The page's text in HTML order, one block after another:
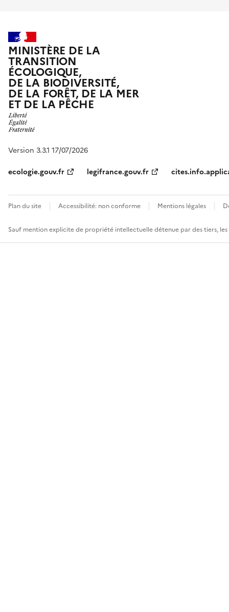
MINISTÈRE DE LA
TRANSITION
ÉCOLOGIQUE,
DE LA BIODIVERSITÉ,
DE LA FORÊT, DE LA MER
ET DE LA PÊCHE
Version 3.3.1 17/07/2026
ecologie.gouv.fr
legifrance.gouv.fr
Plan du site Accessibilité: non conforme Mentions légales
Sauf mention explicite de propriété intellectuelle détenue par des tiers,